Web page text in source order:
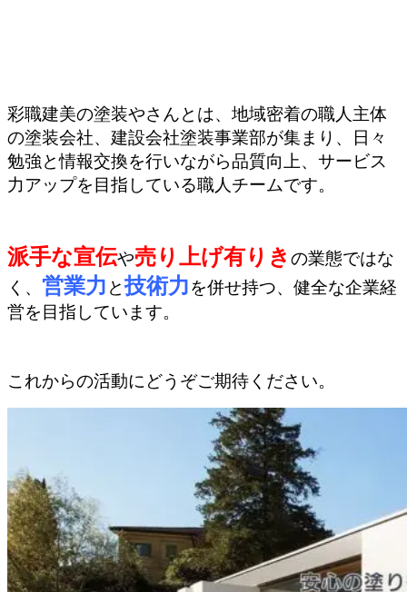
彩職建美の塗装やさんとは、地域密着の職人主体
の塗装会社、建設会社塗装事業部が集まり、日々
勉強と情報交換を行いながら品質向上、サービス
力アップを目指している職人チームです。
派手な宣伝や売り上げ有りき の業態ではな
く、 営業力 と技術力を併せ持つ、健全な企業経
営を目指しています。
これからの活動にどうぞご期待ください。